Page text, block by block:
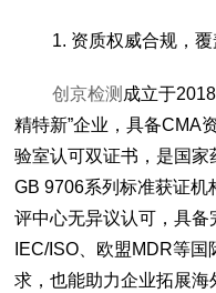
1. 资质权威合规，
创京检测 成立于
精特新”企业，具备CMA
验室认可双证书，是国
GB 9706系列标准获证机
评中心无异议认可，具
IEC/ISO、欧盟MDR等
求，也能助力企业拓展